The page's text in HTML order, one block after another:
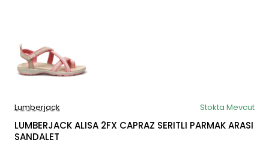
Lumberjack Stokta Mevcut
LUMBERJACK ALISA 2FX CAPRAZ SERITLI PARMAK ARASI
SANDALET